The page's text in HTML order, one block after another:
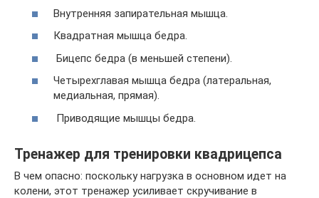
Внутренняя запирательная мышца.
Квадратная мышца бедра.
Бицепс бедра (в меньшей степени).
Четырехглавая мышца бедра (латеральная,
медиальная, прямая).
Приводящие мышцы бедра.
Тренажер для тренировки квадрицепса
В чем опасно: поскольку нагрузка в основном идет на
колени, этот тренажер усиливает скручивание в